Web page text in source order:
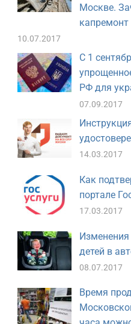
Москве.
капремонт
10.07.2017
С 1
РФ для
07.09.2017
14.03.2017
Как
портале
17.03.2017
Изменения
детей в
08.07.2017
Время